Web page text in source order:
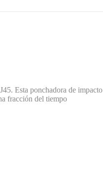
Esta ponchadora de impacto
fracción del tiempo